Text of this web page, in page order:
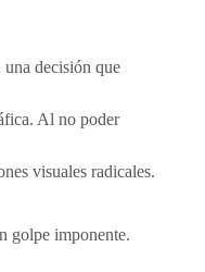
decisión que
Al no poder
visuales radicales.
golpe imponente.